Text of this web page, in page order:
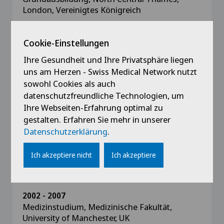
London, Vereinigtes Königreich
Ausbildung
2020 - 2023
Dissertationsarbeit, Institut für Pathologie,
Universität Basel
2012
Master of Research (MRes) in
Medizinwissenschaften, University of
Manchester, UK
2002 - 2007
Medizinstudium, Medizinische Fakultät,
University of Manchester, UK
Cookie-Einstellungen
Ihre Gesundheit und Ihre Privatsphäre liegen
uns am Herzen - Swiss Medical Network nutzt
sowohl Cookies als auch
datenschutzfreundliche Technologien, um
Ihre Webseiten-Erfahrung optimal zu
gestalten. Erfahren Sie mehr in unserer
Datenschutzerklärung.
Ich akzeptiere nicht Ich akzeptiere